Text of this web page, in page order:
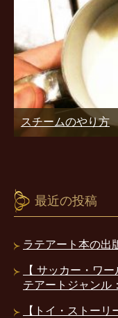
スチームのやり方
最近の投稿
ラテアート本の出
【 サッカー・ワ
テアートジャンル
【トイ・ストー